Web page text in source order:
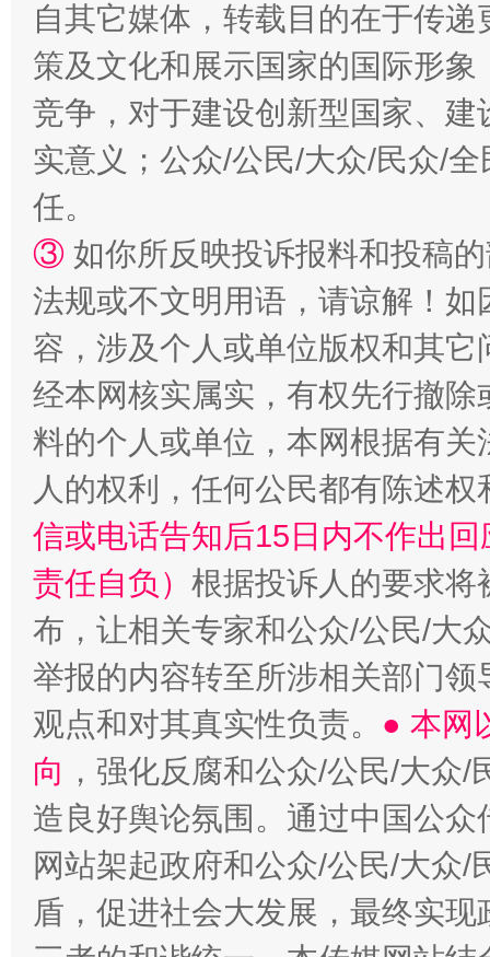
“蜀中异人”王建安的艺术幻境
自其它媒体，转载目的在于传
策及文化和展示国家的国际形
竞争，对于建设创新型国家、
实意义；公众/公民/大众/民众/
任。
③ 如你所反映投诉报料和投稿
法规或不文明用语，请谅解！
容，涉及个人或单位版权和其它
经本网核实属实，有权先行撤
料的个人或单位，本网根据有
人的权利，任何公民都有陈述
信或电话告知后15日内不作出
责任自负） 根据投诉人的要求将
布，让相关专家和公众/公民/大
举报的内容转至所涉相关部门
观点和对其真实性负责。 ● 本网
向 ，强化反腐和公众/公民/大众
造良好舆论氛围。通过中国公
网站架起政府和公众/公民/大众
盾，促进社会大发展，最终实